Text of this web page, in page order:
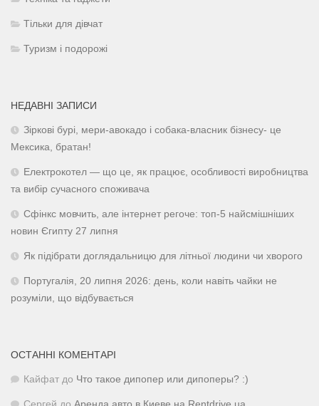
Тільки для дівчат
Туризм і подорожі
НЕДАВНІ ЗАПИСИ
Зіркові бурі, мери-авокадо і собака-власник бізнесу- це
Мексика, братан!
Електрокотел — що це, як працює, особливості виробництва
та вибір сучасного споживача
Сфінкс мовчить, але інтернет регоче: топ-5 найсмішніших
новин Єгипту 27 липня
Як підібрати доглядальницю для літньої людини чи хворого
Португалія, 20 липня 2026: день, коли навіть чайки не
розуміли, що відбувається
ОСТАННІ КОМЕНТАРІ
Кайфат до Что такое дипопер или дипоперы? :)